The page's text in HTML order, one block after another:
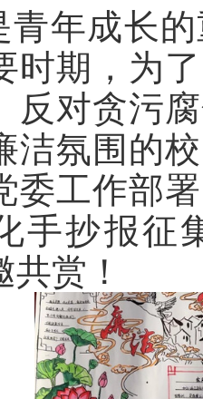
青年成长
时期，为
反对贪污
洁氛围的
委工作部
手抄报征
赏！